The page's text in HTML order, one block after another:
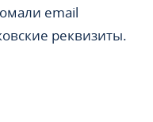
email
реквизиты.